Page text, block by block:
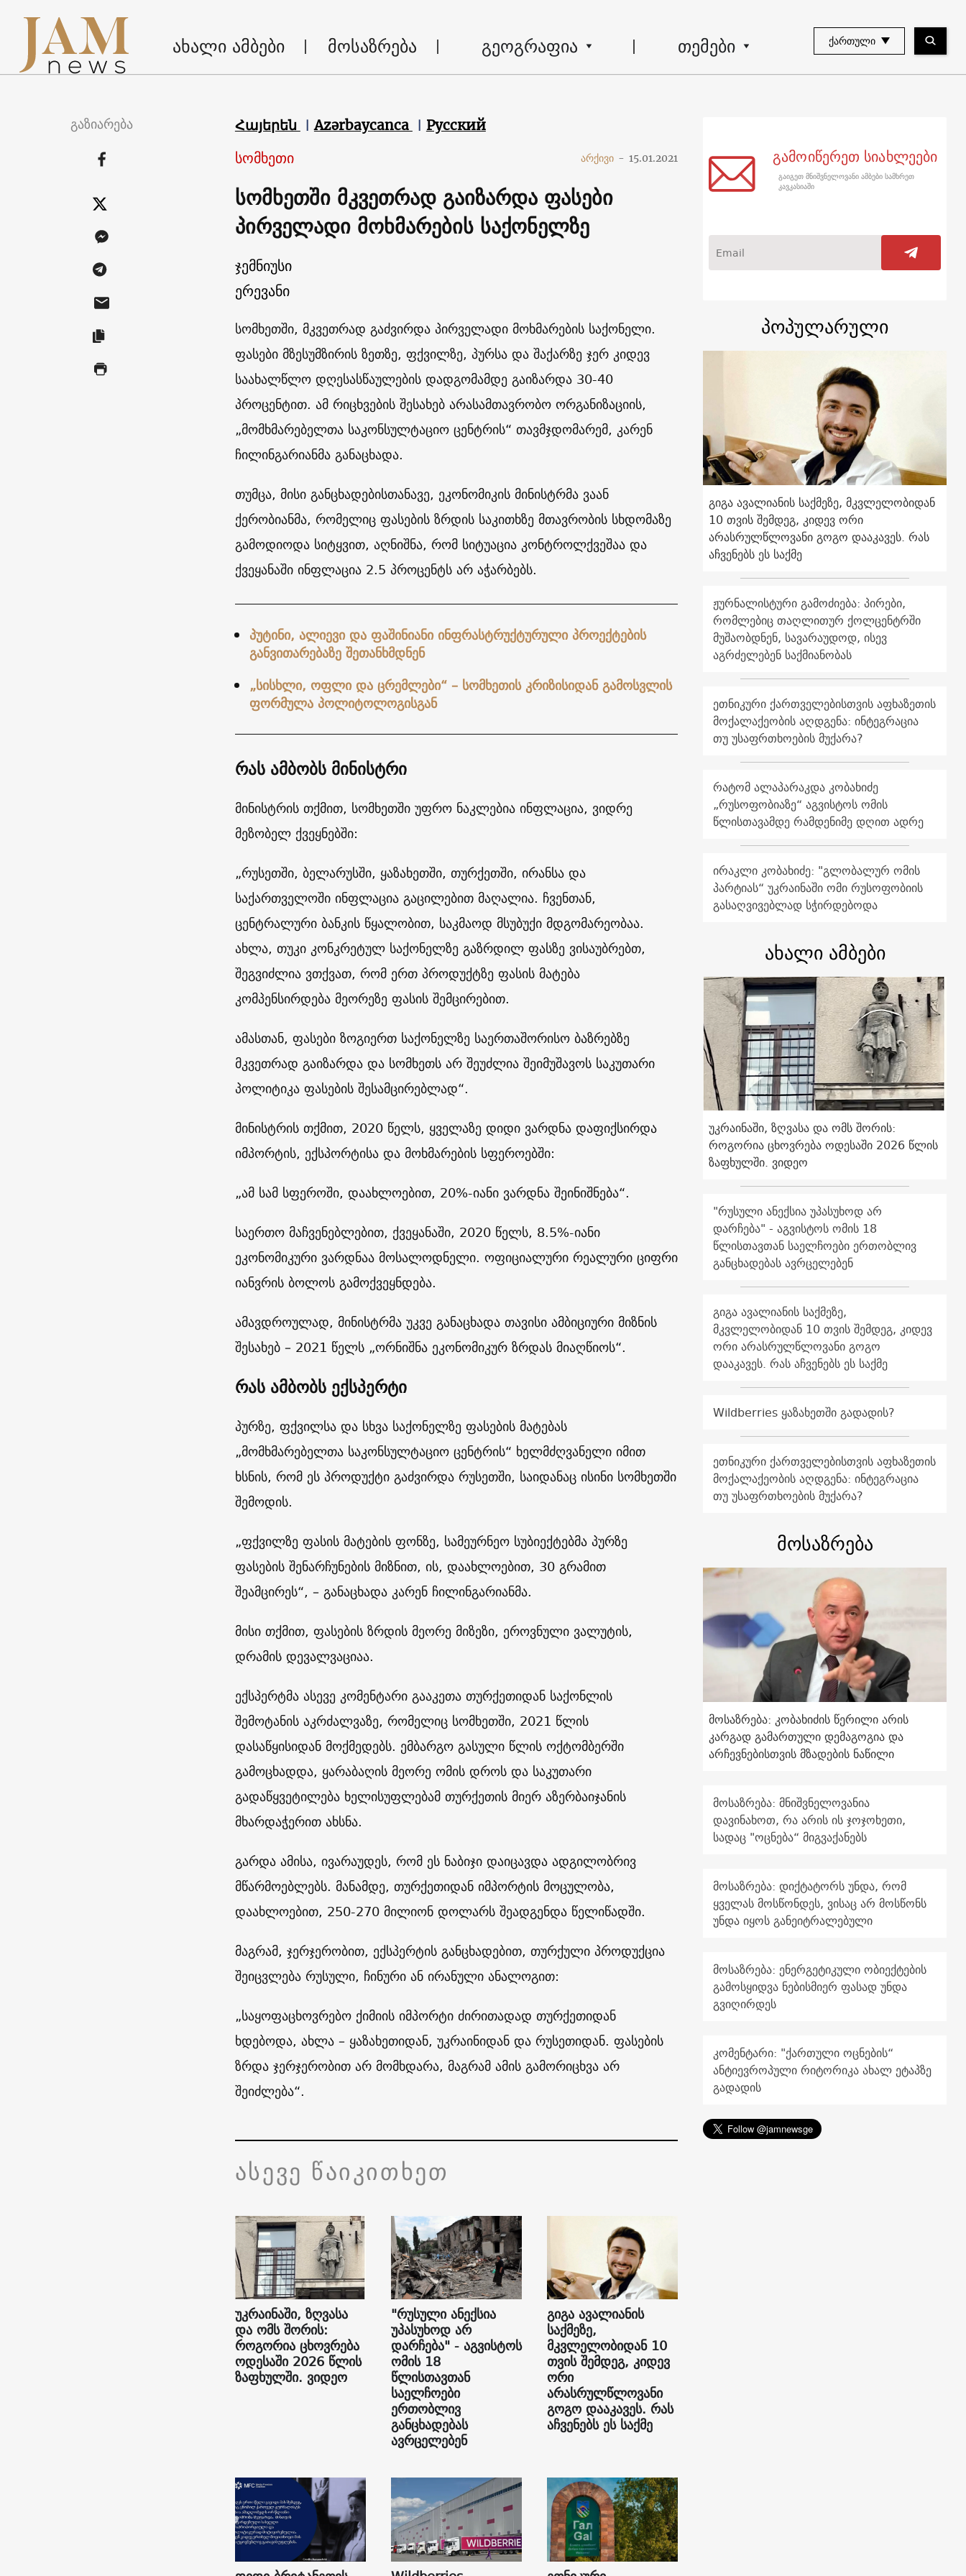
ახალი ამბები მოსაზრება გეოგრაფია თემები ᲥᲐᲠᲗᲣᲚᲘ
გაზიარება Հայերեն Azərbaycanca Русский
სომხეთი არქივი - 15.01.2021
სომხეთში მკვეთრად გაიზარდა ფასები
პირველადი მოხმარების საქონელზე
ჯემნიუსი
ერევანი
სომხეთში, მკვეთრად გაძვირდა პირველადი მოხმარების საქონელი.
ფასები მზესუმზირის ზეთზე, ფქვილზე, პურსა და შაქარზე ჯერ კიდევ
საახალწლო დღესასწაულების დადგომამდე გაიზარდა 30-40
პროცენტით. ამ რიცხვების შესახებ არასამთავრობო ორგანიზაციის,
„მომხმარებელთა საკონსულტაციო ცენტრის“ თავმჯდომარემ, კარენ
ჩილინგარიანმა განაცხადა.
თუმცა, მისი განცხადებისთანავე, ეკონომიკის მინისტრმა ვაან
ქერობიანმა, რომელიც ფასების ზრდის საკითხზე მთავრობის სხდომაზე
გამოდიოდა სიტყვით, აღნიშნა, რომ სიტუაცია კონტროლქვეშაა და
ქვეყანაში ინფლაცია 2.5 პროცენტს არ აჭარბებს.
პუტინი, ალიევი და ფაშინიანი ინფრასტრუქტურული პროექტების
განვითარებაზე შეთანხმდნენ
„სისხლი, ოფლი და ცრემლები“ – სომხეთის კრიზისიდან გამოსვლის
ფორმულა პოლიტოლოგისგან
რას ამბობს მინისტრი
მინისტრის თქმით, სომხეთში უფრო ნაკლებია ინფლაცია, ვიდრე
მეზობელ ქვეყნებში:
„რუსეთში, ბელარუსში, ყაზახეთში, თურქეთში, ირანსა და
საქართველოში ინფლაცია გაცილებით მაღალია. ჩვენთან,
ცენტრალური ბანკის წყალობით, საკმაოდ მსუბუქი მდგომარეობაა.
ახლა, თუკი კონკრეტულ საქონელზე გაზრდილ ფასზე ვისაუბრებთ,
შეგვიძლია ვთქვათ, რომ ერთ პროდუქტზე ფასის მატება
კომპენსირდება მეორეზე ფასის შემცირებით.
ამასთან, ფასები ზოგიერთ საქონელზე საერთაშორისო ბაზრებზე
მკვეთრად გაიზარდა და სომხეთს არ შეუძლია შეიმუშავოს საკუთარი
პოლიტიკა ფასების შესამცირებლად“.
მინისტრის თქმით, 2020 წელს, ყველაზე დიდი ვარდნა დაფიქსირდა
იმპორტის, ექსპორტისა და მოხმარების სფეროებში:
„ამ სამ სფეროში, დაახლოებით, 20%-იანი ვარდნა შეინიშნება“.
საერთო მაჩვენებლებით, ქვეყანაში, 2020 წელს, 8.5%-იანი
ეკონომიკური ვარდნაა მოსალოდნელი. ოფიციალური რეალური ციფრი
იანვრის ბოლოს გამოქვეყნდება.
ამავდროულად, მინისტრმა უკვე განაცხადა თავისი ამბიციური მიზნის
შესახებ – 2021 წელს „ორნიშნა ეკონომიკურ ზრდას მიაღწიოს“.
რას ამბობს ექსპერტი
პურზე, ფქვილსა და სხვა საქონელზე ფასების მატებას
„მომხმარებელთა საკონსულტაციო ცენტრის“ ხელმძღვანელი იმით
ხსნის, რომ ეს პროდუქტი გაძვირდა რუსეთში, საიდანაც ისინი სომხეთში
შემოდის.
„ფქვილზე ფასის მატების ფონზე, სამეურნეო სუბიექტებმა პურზე
ფასების შენარჩუნების მიზნით, ის, დაახლოებით, 30 გრამით
შეამცირეს“, – განაცხადა კარენ ჩილინგარიანმა.
მისი თქმით, ფასების ზრდის მეორე მიზეზი, ეროვნული ვალუტის,
დრამის დევალვაციაა.
ექსპერტმა ასევე კომენტარი გააკეთა თურქეთიდან საქონლის
შემოტანის აკრძალვაზე, რომელიც სომხეთში, 2021 წლის
დასაწყისიდან მოქმედებს. ემბარგო გასული წლის ოქტომბერში
გამოცხადდა, ყარაბაღის მეორე ომის დროს და საკუთარი
გადაწყვეტილება ხელისუფლებამ თურქეთის მიერ აზერბაიჯანის
მხარდაჭერით ახსნა.
გარდა ამისა, ივარაუდეს, რომ ეს ნაბიჯი დაიცავდა ადგილობრივ
მწარმოებლებს. მანამდე, თურქეთიდან იმპორტის მოცულობა,
დაახლოებით, 250-270 მილიონ დოლარს შეადგენდა წელიწადში.
მაგრამ, ჯერჯერობით, ექსპერტის განცხადებით, თურქული პროდუქცია
შეიცვლება რუსული, ჩინური ან ირანული ანალოგით:
„საყოფაცხოვრებო ქიმიის იმპორტი ძირითადად თურქეთიდან
ხდებოდა, ახლა – ყაზახეთიდან, უკრაინიდან და რუსეთიდან. ფასების
ზრდა ჯერჯერობით არ მომხდარა, მაგრამ ამის გამორიცხვა არ
შეიძლება“.
ასევე წაიკითხეთ
უკრაინაში, ზღვასა
და ომს შორის:
როგორია ცხოვრება
ოდესაში 2026 წლის
ზაფხულში. ვიდეო
"რუსული ანექსია
უპასუხოდ არ
დარჩება" - აგვისტოს
ომის 18
წლისთავთან
საელჩოები
ერთობლივ
განცხადებას
ავრცელებენ
გიგა ავალიანის
საქმეზე,
მკვლელობიდან 10
თვის შემდეგ, კიდევ
ორი
არასრულწლოვანი
გოგო დააკავეს. რას
აჩვენებს ეს საქმე
გამოიწერეთ სიახლეები
გაიგეთ მნიშვნელოვანი ამბები სამხრეთ
კავკასიაში
პოპულარული
გიგა ავალიანის საქმეზე, მკვლელობიდან
10 თვის შემდეგ, კიდევ ორი
არასრულწლოვანი გოგო დააკავეს. რას
აჩვენებს ეს საქმე
ჟურნალისტური გამოძიება: პირები,
რომლებიც თაღლითურ ქოლცენტრში
მუშაობდნენ, სავარაუდოდ, ისევ
აგრძელებენ საქმიანობას
ეთნიკური ქართველებისთვის აფხაზეთის
მოქალაქეობის აღდგენა: ინტეგრაცია
თუ უსაფრთხოების მუქარა?
რატომ ალაპარაკდა კობახიძე
„რუსოფობიაზე“ აგვისტოს ომის
წლისთავამდე რამდენიმე დღით ადრე
ირაკლი კობახიძე: "გლობალურ ომის
პარტიას“ უკრაინაში ომი რუსოფობიის
გასაღვივებლად სჭირდებოდა
ახალი ამბები
უკრაინაში, ზღვასა და ომს შორის:
როგორია ცხოვრება ოდესაში 2026 წლის
ზაფხულში. ვიდეო
"რუსული ანექსია უპასუხოდ არ
დარჩება" - აგვისტოს ომის 18
წლისთავთან საელჩოები ერთობლივ
განცხადებას ავრცელებენ
გიგა ავალიანის საქმეზე,
მკვლელობიდან 10 თვის შემდეგ, კიდევ
ორი არასრულწლოვანი გოგო
დააკავეს. რას აჩვენებს ეს საქმე
Wildberries ყაზახეთში გადადის?
ეთნიკური ქართველებისთვის აფხაზეთის
მოქალაქეობის აღდგენა: ინტეგრაცია
თუ უსაფრთხოების მუქარა?
მოსაზრება
მოსაზრება: კობახიძის წერილი არის
კარგად გამართული დემაგოგია და
არჩევნებისთვის მზადების ნაწილი
მოსაზრება: მნიშვნელოვანია
დავინახოთ, რა არის ის ჯოჯოხეთი,
სადაც "ოცნება“ მიგვაქანებს
მოსაზრება: დიქტატორს უნდა, რომ
ყველას მოსწონდეს, ვისაც არ მოსწონს
უნდა იყოს განეიტრალებული
მოსაზრება: ენერგეტიკული ობიექტების
გამოსყიდვა ნებისმიერ ფასად უნდა
გვიღირდეს
კომენტარი: "ქართული ოცნების“
ანტიევროპული რიტორიკა ახალ ეტაპზე
გადადის